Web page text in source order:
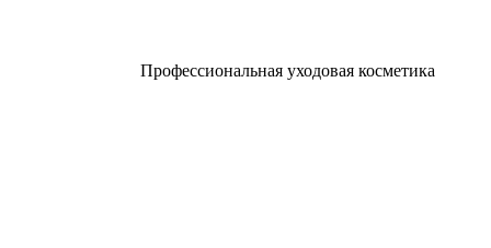
Профессиональная уходовая косметика